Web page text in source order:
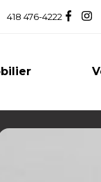
418 476-4222